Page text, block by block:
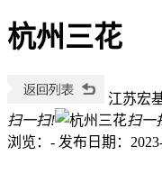
杭州三花
江苏宏
扫一扫!
扫一
浏览： - 发布日期：